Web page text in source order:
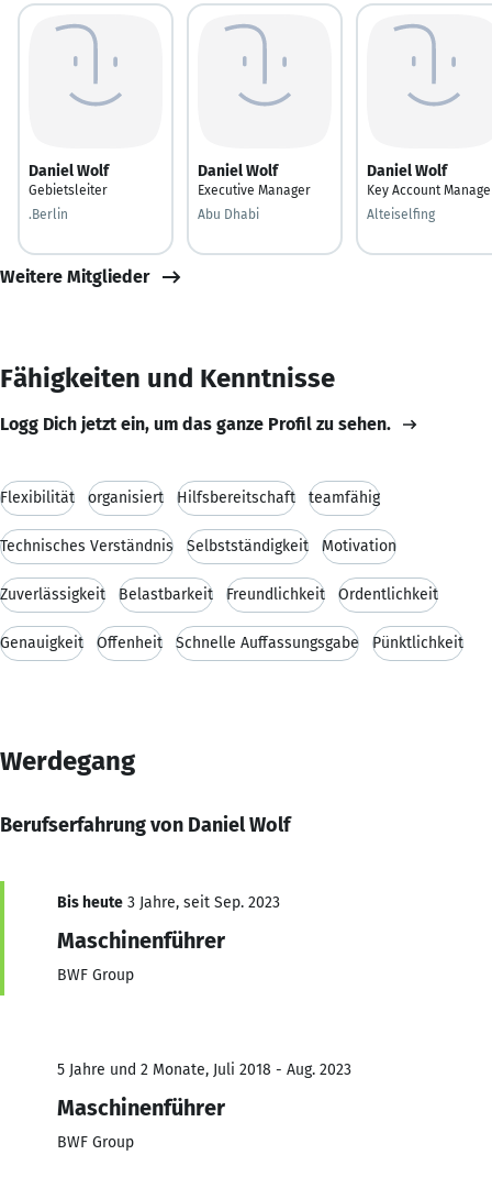
Daniel Wolf
Gebietsleiter
.Berlin
Daniel Wolf
Executive Manager
Abu Dhabi
Daniel Wolf
Key Account
Alteiselfing
Weitere Mitglieder
Fähigkeiten und Kenntnisse
Logg Dich jetzt ein, um das ganze Profil zu sehen.
Flexibilität organisiert Hilfsbereitschaft teamfähig
Technisches Verständnis Selbstständigkeit Motivation
Zuverlässigkeit Belastbarkeit Freundlichkeit Ordentlichkeit
Genauigkeit Offenheit Schnelle Auffassungsgabe Pünktlichkeit
Werdegang
Berufserfahrung von Daniel Wolf
Bis heute 3 Jahre, seit Sep. 2023
Maschinenführer
BWF Group
5 Jahre und 2 Monate, Juli 2018 - Aug. 2023
Maschinenführer
BWF Group